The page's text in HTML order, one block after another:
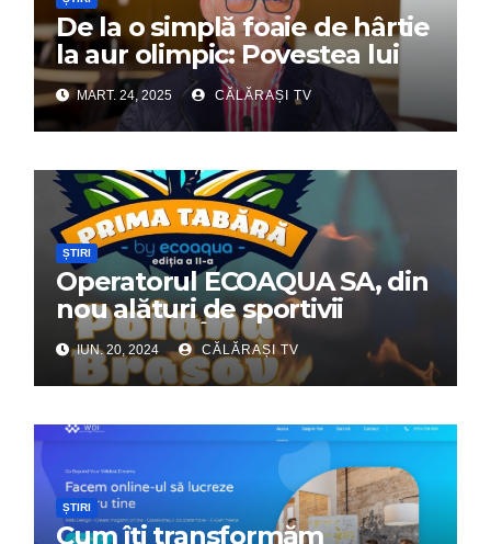
De la o simplă foaie de hârtie
la aur olimpic: Povestea lui
Dumitru Chirilă
MART. 24, 2025 CĂLĂRAȘI TV
ȘTIRI
Operatorul ECOAQUA SA, din
nou alături de sportivii
călărășeni. Începe „Prima
Tabără”!
IUN. 20, 2024 CĂLĂRAȘI TV
ȘTIRI
Cum îți transformăm